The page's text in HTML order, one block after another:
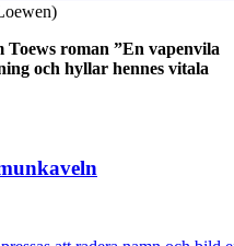
roman ”En vapenvila
och hyllar hennes vitala